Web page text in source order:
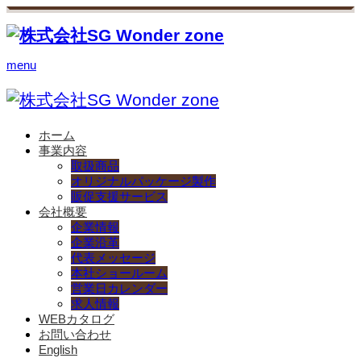
menu
ホーム
事業内容
取扱商品
オリジナルパッケージ製作
販促支援サービス
会社概要
企業情報
企業沿革
代表メッセージ
本社ショールーム
営業日カレンダー
求人情報
WEBカタログ
お問い合わせ
English